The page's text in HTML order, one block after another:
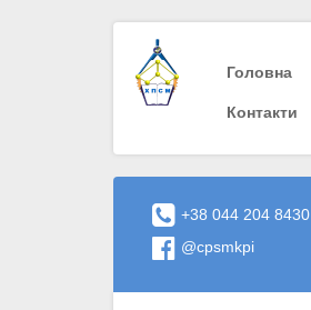
Головна
Контакти
+38 044 204 8430
@cpsmkpi